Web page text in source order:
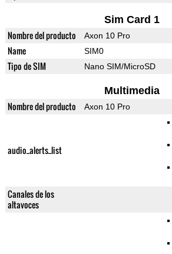
Sim Card 1
Nombre del producto Axon 10 Pro
Name SIM0
Tipo de SIM Nano SIM/MicroSD
Multimedia
Nombre del producto Axon 10 Pro
audio_alerts_list
Canales de los
altavoces